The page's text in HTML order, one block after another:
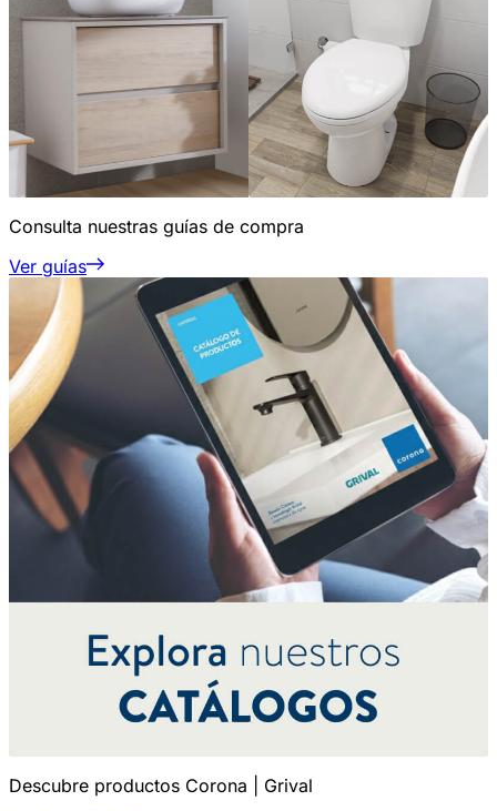
Consulta nuestras guías de compra
Ver guías
Descubre productos Corona | Grival